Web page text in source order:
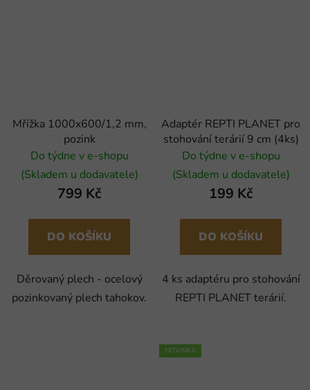
Mřížka 1000x600/1,2 mm,
pozink
Do týdne v e-shopu
(Skladem u dodavatele)
799 Kč
DO KOŠÍKU
Děrovaný plech - ocelový
pozinkovaný plech tahokov.
Adaptér REPTI PLANET pro
stohování terárií 9 cm (4ks)
Do týdne v e-shopu
(Skladem u dodavatele)
199 Kč
DO KOŠÍKU
4 ks adaptéru pro stohování
REPTI PLANET terárií.
NOVINKA